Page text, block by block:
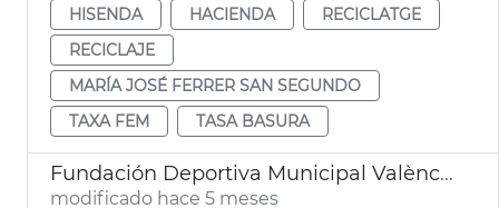
HISENDA
HACIENDA
RECICLATGE
RECICLAJE
MARÍA JOSÉ FERRER SAN SEGUNDO
TAXA FEM
TASA BASURA
Fundación Deportiva Municipal València participa en recogida tapones para reciclaje
modificado hace 5 meses